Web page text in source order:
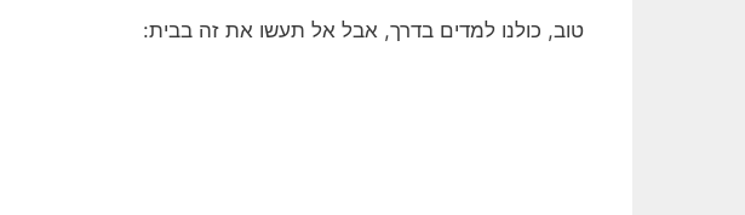
טוב, כולנו למדים בדרך, אבל אל תעשו את זה בבית: